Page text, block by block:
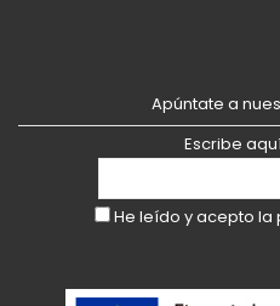
Apúntate a
Escribe
He leído y acepto la